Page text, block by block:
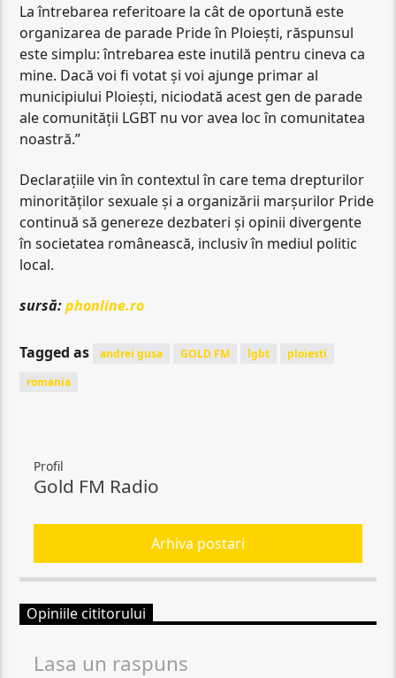
La întrebarea referitoare la cât de oportună este
organizarea de parade Pride în Ploiești, răspunsul
este simplu: întrebarea este inutilă pentru cineva ca
mine. Dacă voi fi votat și voi ajunge primar al
municipiului Ploiești, niciodată acest gen de parade
ale comunității LGBT nu vor avea loc în comunitatea
noastră.”
Declarațiile vin în contextul în care tema drepturilor
minorităților sexuale și a organizării marșurilor Pride
continuă să genereze dezbateri și opinii divergente
în societatea românească, inclusiv în mediul politic
local.
sursă:phonline.ro
Tagged as andrei gusa GOLD FM lgbt
ploiesti
romania
Profil
Gold FM Radio
Arhiva postari
Opiniile cititorului
Lasa un raspuns